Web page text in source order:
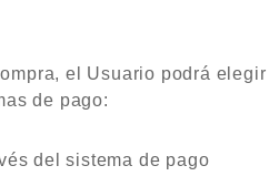
el Usuario podrá elegir
de pago:
del sistema de pago